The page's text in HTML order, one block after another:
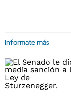
Informate más